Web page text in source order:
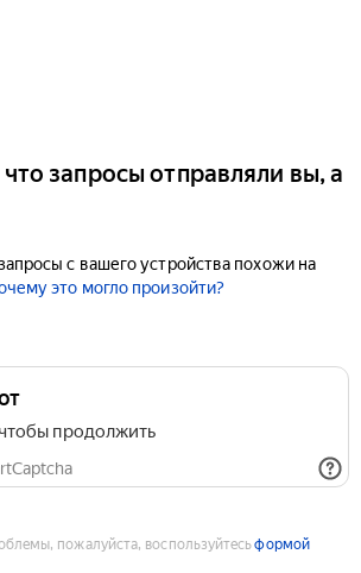
запросы отправляли вы, а
с вашего устройства похожи на
это могло произойти?
продолжить
пожалуйста, воспользуйтесьформой